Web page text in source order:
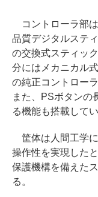
コントローラ部
品質デジタルステ
の交換式スティッ
分にはメカニカル
の純正コントロー
また、PSボタンの
る機能も搭載してい
筐体は人間工学
操作性を実現した
保護機構を備えた
る。